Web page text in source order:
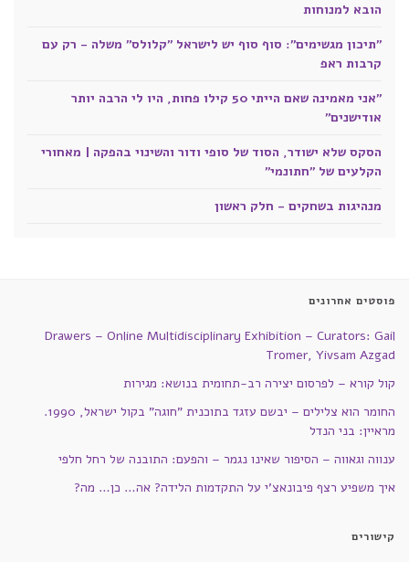
הובא למנוחות
"תיכון מגשימים": סוף סוף יש לישראל "קלולס" משלה - רק עם
קרבות ראפ
"אני מאמינה שאם הייתי 50 קילו פחות, היו לי הרבה יותר
אודישנים"
הסקס שלא ישודר, הסוד של סופי ודור והשינוי בהפקה | מאחורי
הקלעים של "חתונמי"
מנהיגות בשחקים - חלק ראשון
פוסטים אחרונים
Drawers – Online Multidisciplinary Exhibition – Curators: Gail
Tromer, Yivsam Azgad
קול קורא – לפרסום יצירה רב-תחומית בנושא: מגירות
החומר הוא צלילים – יבשם עזגד בתוכנית "חוגה" בקול ישראל, 1990.
מראיין: בני הנדל
ענווה וגאווה – הסיפור שאינו נגמר – והפעם: התובנה של רחל חלפי
איך משפיע רצף פיבונאצ'י על התקדמות הלידה? אה… כן… מה?
קישורים